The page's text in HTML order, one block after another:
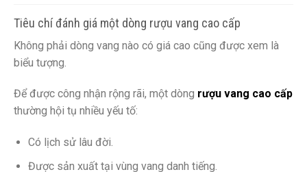
Tiêu chí đánh giá một dòng rượu vang cao cấp
Không phải dòng vang nào có giá cao cũng được xem là
biểu tượng.
Để được công nhận rộng rãi, một dòng rượu vang cao cấp
thường hội tụ nhiều yếu tố:
Có lịch sử lâu đời.
Được sản xuất tại vùng vang danh tiếng.